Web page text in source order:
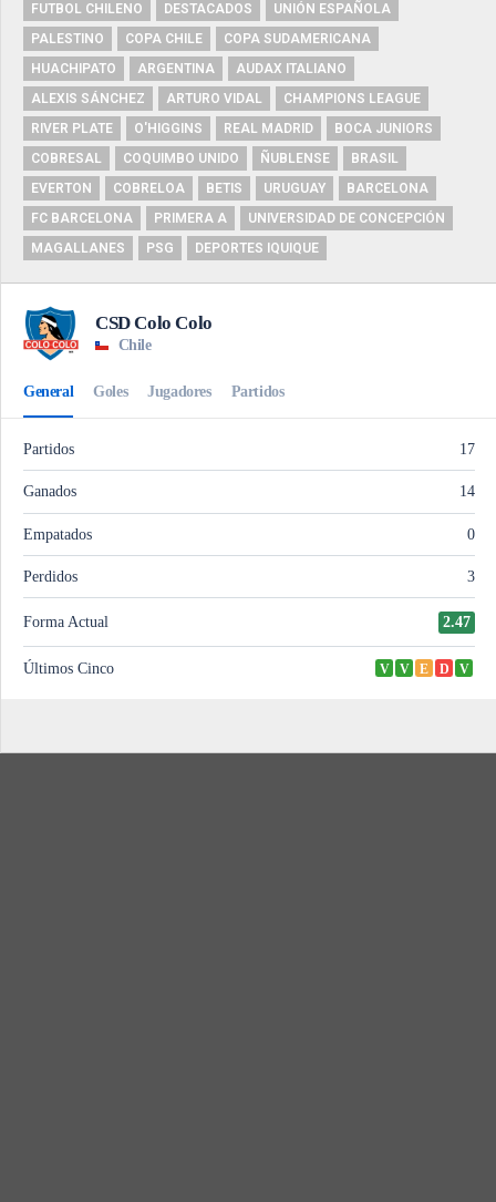
FUTBOL CHILENO
DESTACADOS
UNIÓN ESPAÑOLA
PALESTINO
COPA CHILE
COPA SUDAMERICANA
HUACHIPATO
ARGENTINA
AUDAX ITALIANO
ALEXIS SÁNCHEZ
ARTURO VIDAL
CHAMPIONS LEAGUE
RIVER PLATE
O'HIGGINS REAL MADRID
BOCA JUNIORS
COBRESAL
COQUIMBO UNIDO ÑUBLENSE
BRASIL
EVERTON
COBRELOA BETIS URUGUAY
BARCELONA
FC BARCELONA
PRIMERA A
UNIVERSIDAD DE CONCEPCIÓN
MAGALLANES
PSG DEPORTES IQUIQUE